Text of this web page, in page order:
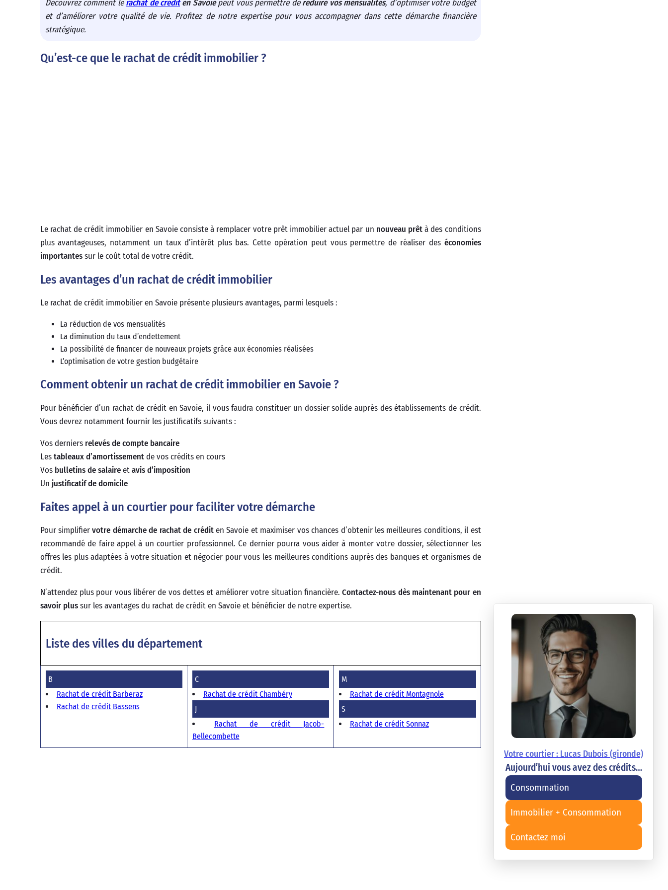
Découvrez comment le rachat de créditen Savoiepeut vous permettre de réduire vos mensualités, d’optimiser votre budget
et d’améliorer votre qualité de vie. Profitez de notre expertise pour vous accompagner dans cette démarche financière
stratégique.
Qu’est-ce que le rachat de crédit immobilier ?
Le rachat de crédit immobilier en Savoie consiste à remplacer votre prêt immobilier actuel par un nouveau prêt à des conditions
plus avantageuses, notamment un taux d’intérêt plus bas. Cette opération peut vous permettre de réaliser des économies
importantessur le coût total de votre crédit.
Les avantages d’un rachat de crédit immobilier
Le rachat de crédit immobilier en Savoie présente plusieurs avantages, parmi lesquels :
La réduction de vos mensualités
La diminution du taux d’endettement
La possibilité de financer de nouveaux projets grâce aux économies réalisées
L’optimisation de votre gestion budgétaire
Comment obtenir un rachat de crédit immobilier en Savoie ?
Pour bénéficier d’un rachat de crédit en Savoie, il vous faudra constituer un dossier solide auprès des établissements de crédit.
Vous devrez notamment fournir les justificatifs suivants :
Vos derniers relevés de compte bancaire
Les tableaux d’amortissementde vos crédits en cours
Vos bulletins de salaireet avis d’imposition
Un justificatif de domicile
Faites appel à un courtier pour faciliter votre démarche
Pour simplifiervotre démarche de rachat de créditen Savoie et maximiser vos chances d’obtenir les meilleures conditions, il est
recommandé de faire appel à un courtier professionnel. Ce dernier pourra vous aider à monter votre dossier, sélectionner les
offres les plus adaptées à votre situation et négocier pour vous les meilleures conditions auprès des banques et organismes de
crédit.
N’attendez plus pour vous libérer de vos dettes et améliorer votre situation financière.Contactez-nous dès maintenant pour en
savoir plussur les avantages du rachat de crédit en Savoie et bénéficier de notre expertise.
Liste des villes du département
B
Rachat de crédit Barberaz
Rachat de crédit Bassens
C
Rachat de crédit Chambéry
J
Rachat de crédit Jacob-
Bellecombette
M
Rachat de crédit Montagnole
S
Rachat de crédit Sonnaz
Votre courtier : Lucas Dubois (gironde)
Aujourd’hui vous avez des crédits…
Consommation
Immobilier + Consommation
Contactez moi